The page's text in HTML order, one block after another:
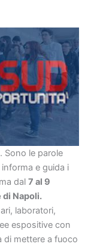
Sono le parole
e guida i
dal 7 al 9
di Napoli.
laboratori,
espositive con
di mettere a fuoco